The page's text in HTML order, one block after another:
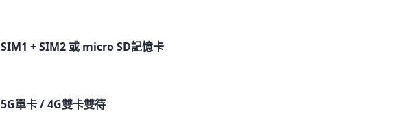
SIM1 + SIM2 或 micro SD記憶卡
5G單卡 / 4G雙卡雙待